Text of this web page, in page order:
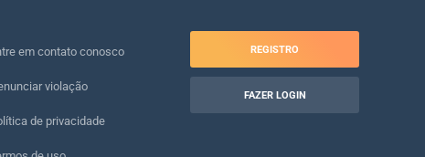
em contato conosco
violação
de privacidade
REGISTRO
FAZER LOGIN